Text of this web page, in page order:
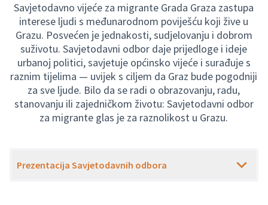
Savjetodavno vijeće za migrante Grada Graza zastupa
interese ljudi s međunarodnom poviješću koji žive u
Grazu. Posvećen je jednakosti, sudjelovanju i dobrom
suživotu. Savjetodavni odbor daje prijedloge i ideje
urbanoj politici, savjetuje općinsko vijeće i surađuje s
raznim tijelima — uvijek s ciljem da Graz bude pogodniji
za sve ljude. Bilo da se radi o obrazovanju, radu,
stanovanju ili zajedničkom životu: Savjetodavni odbor
za migrante glas je za raznolikost u Grazu.
Prezentacija Savjetodavnih odbora